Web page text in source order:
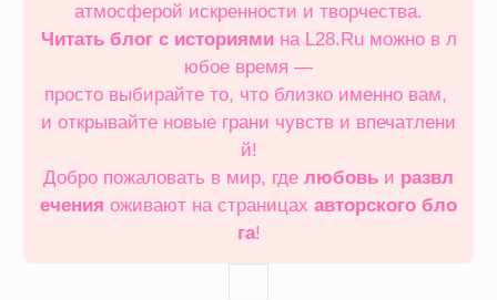
атмосферой искренности и творчества.
Читать блог с историямина L28.Ru можно в л
юбое время —
просто выбирайте то, что близко именно вам,
и открывайте новые грани чувств и впечатлени
й!
Добро пожаловать в мир, где любовь и развл
ечения оживают на страницах авторского бло
га!